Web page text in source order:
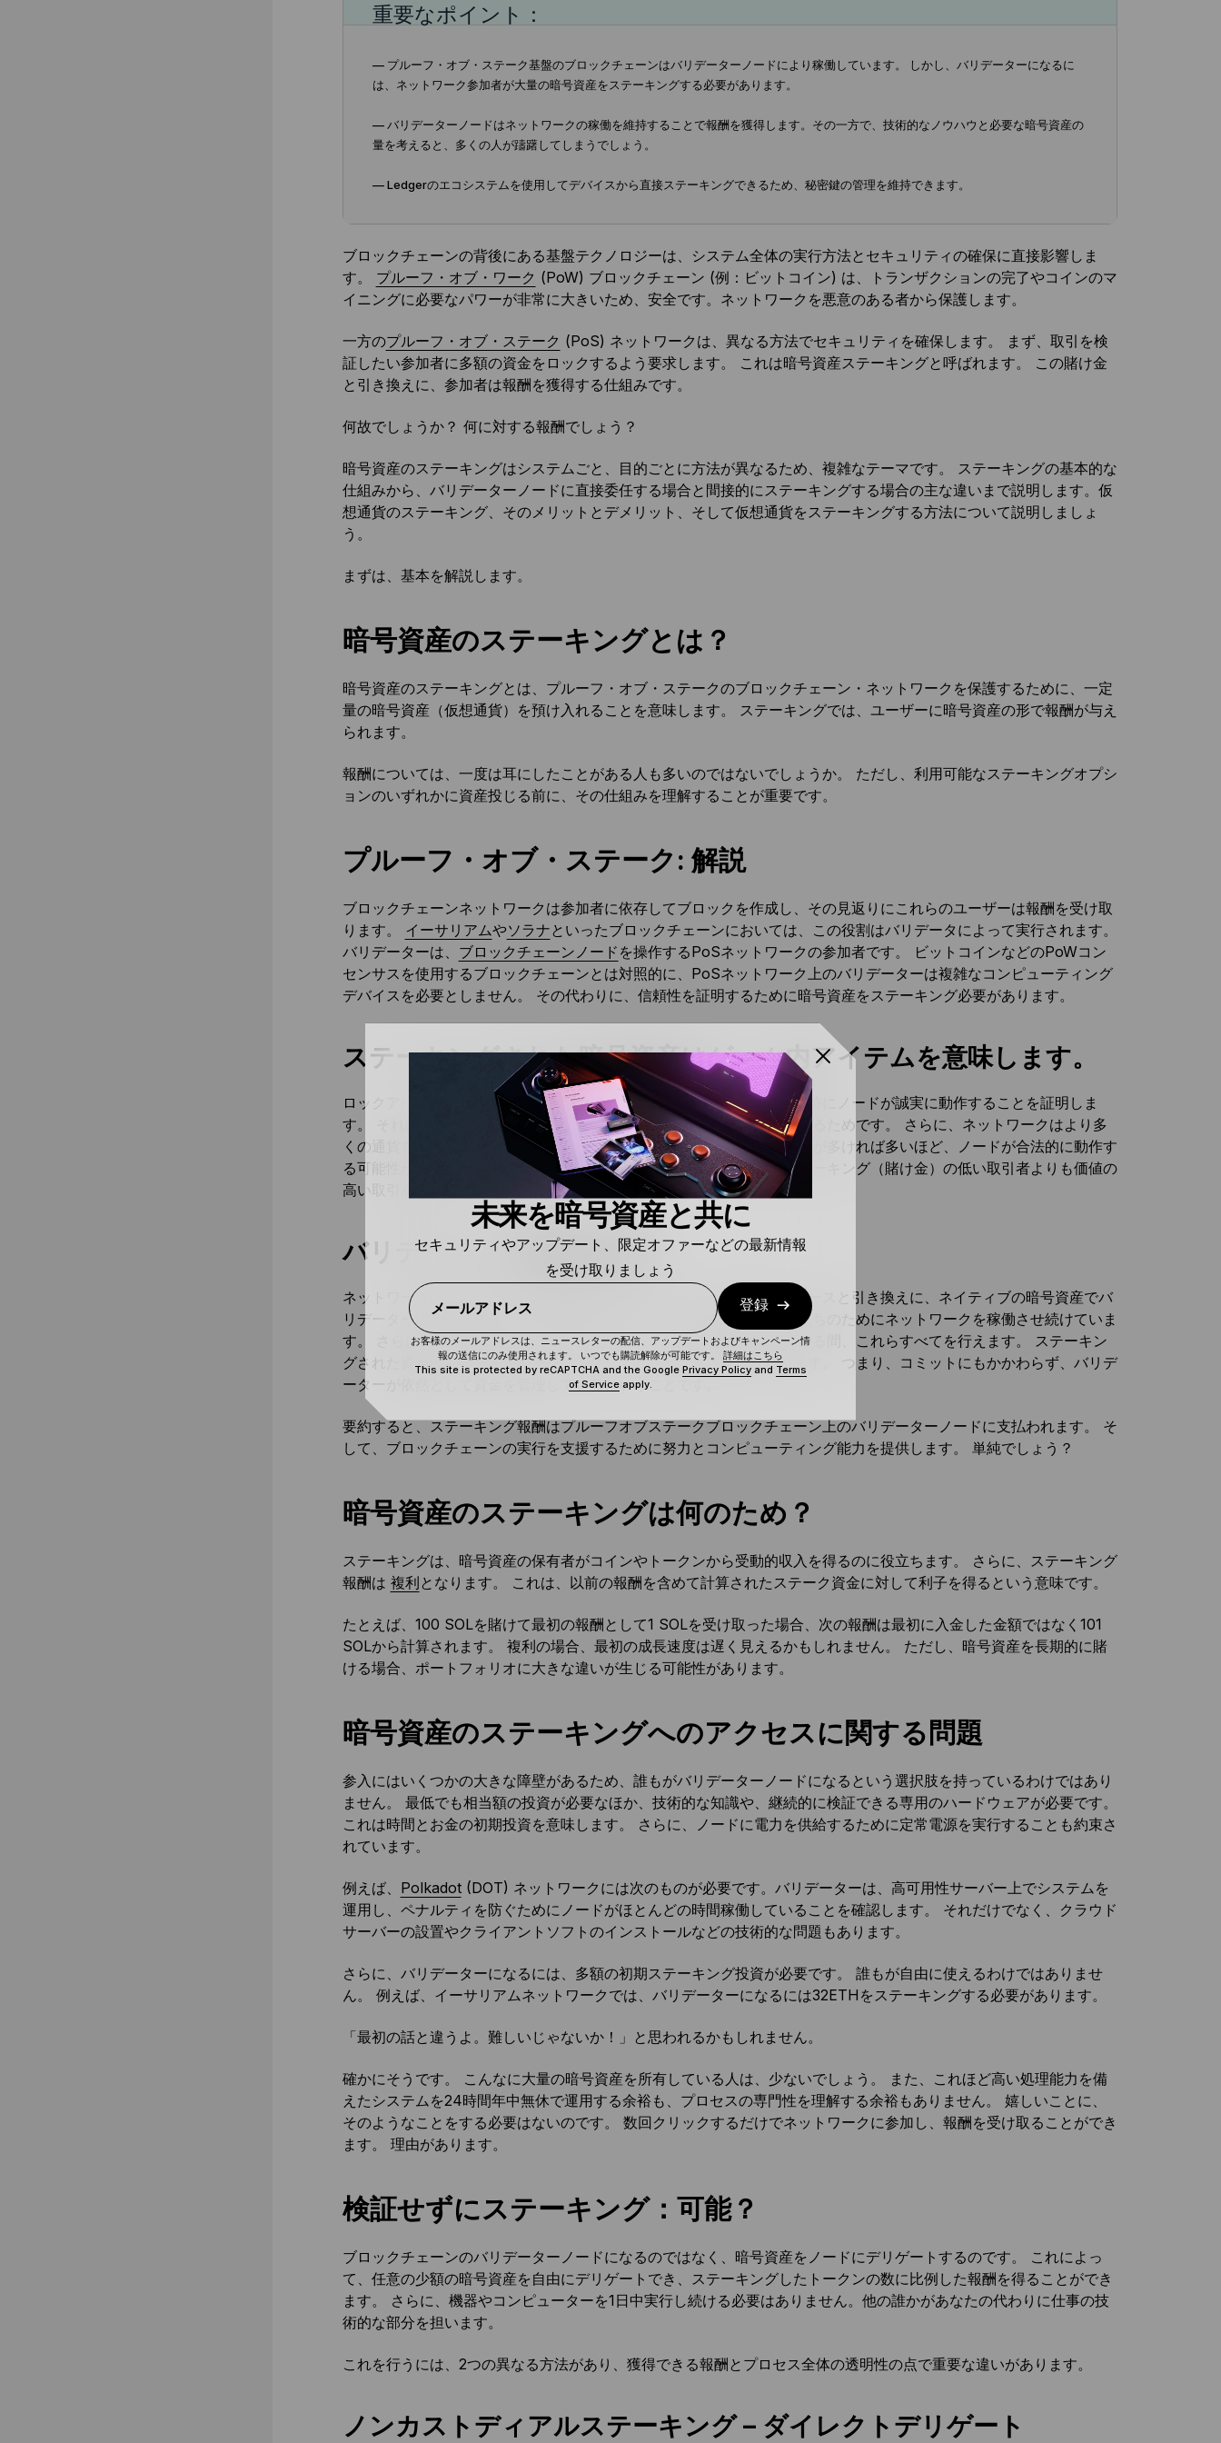
重要なポイント：
— プルーフ・オブ・ステーク基盤のブロックチェーンはバリデーターノードにより稼働しています。 しかし、バリデーターになるに
は、ネットワーク参加者が大量の暗号資産をステーキングする必要があります。
— バリデーターノードはネットワークの稼働を維持することで報酬を獲得します。その一方で、技術的なノウハウと必要な暗号資産の
量を考えると、多くの人が躊躇してしまうでしょう。
— Ledgerのエコシステムを使用してデバイスから直接ステーキングできるため、秘密鍵の管理を維持できます。
ブロックチェーンの背後にある基盤テクノロジーは、システム全体の実行方法とセキュリティの確保に直接影響しま
す。 プルーフ・オブ・ワーク (PoW) ブロックチェーン (例：ビットコイン) は、トランザクションの完了やコインのマ
イニングに必要なパワーが非常に大きいため、安全です。ネットワークを悪意のある者から保護します。
一方のプルーフ・オブ・ステーク (PoS) ネットワークは、異なる方法でセキュリティを確保します。 まず、取引を検
証したい参加者に多額の資金をロックするよう要求します。 これは暗号資産ステーキングと呼ばれます。 この賭け金
と引き換えに、参加者は報酬を獲得する仕組みです。
何故でしょうか？ 何に対する報酬でしょう？
暗号資産のステーキングはシステムごと、目的ごとに方法が異なるため、複雑なテーマです。 ステーキングの基本的な
仕組みから、バリデーターノードに直接委任する場合と間接的にステーキングする場合の主な違いまで説明します。仮
想通貨のステーキング、そのメリットとデメリット、そして仮想通貨をステーキングする方法について説明しましょ
う。
まずは、基本を解説します。
暗号資産のステーキングとは？
暗号資産のステーキングとは、プルーフ・オブ・ステークのブロックチェーン・ネットワークを保護するために、一定
量の暗号資産（仮想通貨）を預け入れることを意味します。 ステーキングでは、ユーザーに暗号資産の形で報酬が与え
られます。
報酬については、一度は耳にしたことがある人も多いのではないでしょうか。 ただし、利用可能なステーキングオプシ
ョンのいずれかに資産投じる前に、その仕組みを理解することが重要です。
プルーフ・オブ・ステーク: 解説
ブロックチェーンネットワークは参加者に依存してブロックを作成し、その見返りにこれらのユーザーは報酬を受け取
ります。 イーサリアムやソラナ といったブロックチェーンにおいては、この役割はバリデータによって実行されます。
バリデーターは、 ブロックチェーンノード を操作するPoSネットワークの参加者です。 ビットコインなどのPoWコン
センサスを使用するブロックチェーンとは対照的に、PoSネットワーク上のバリデーターは複雑なコンピューティング
デバイスを必要としません。 その代わりに、信頼性を証明するために暗号資産をステーキング必要があります。
ステーキングされた暗号資産はゲーム内アイテムを意味します。
ロックアップされた資金は担保として機能し、トランザクションの検証時にノードが誠実に動作することを証明しま
す。 それは、ネットワークが自動的に悪者を罰し、報酬を大幅に削減するためです。 さらに、ネットワークはより多
くの通貨をステーキングするバリデーターを優先します。 ノードの担保が多ければ多いほど、ノードが合法的に動作す
る可能性が高くなるからです。 したがって、ネットワークにより、ステーキング（賭け金）の低い取引者よりも価値の
高い取引を承認することができます。
バリデーターが報酬を獲得
ネットワークは、バリデーターの労力、コンピューティング能力、リソースと引き換えに、ネイティブの暗号資産でバ
リデーターに報酬を与えます。 結局のところ、バリデーターは参加者たちのためにネットワークを稼働させ続けていま
す。 さらに、バリデーターは、ステーキングされたコインを保管している間、これらすべてを行えます。 ステーキン
グされた資金はブロックチェーンのスマートコントラクトに預けられます。 つまり、コミットにもかかわらず、バリデ
ーターが依然として資金を管理しているということです。
要約すると、ステーキング報酬はプルーフオブステークブロックチェーン上のバリデーターノードに支払われます。 そ
して、ブロックチェーンの実行を支援するために努力とコンピューティング能力を提供します。 単純でしょう？
暗号資産のステーキングは何のため？
ステーキングは、暗号資産の保有者がコインやトークンから受動的収入を得るのに役立ちます。 さらに、ステーキング
報酬は 複利 となります。 これは、以前の報酬を含めて計算されたステーク資金に対して利子を得るという意味です。
たとえば、100 SOLを賭けて最初の報酬として1 SOLを受け取った場合、次の報酬は最初に入金した金額ではなく101
SOLから計算されます。 複利の場合、最初の成長速度は遅く見えるかもしれません。 ただし、暗号資産を長期的に賭
ける場合、ポートフォリオに大きな違いが生じる可能性があります。
暗号資産のステーキングへのアクセスに関する問題
参入にはいくつかの大きな障壁があるため、誰もがバリデーターノードになるという選択肢を持っているわけではあり
ません。 最低でも相当額の投資が必要なほか、技術的な知識や、継続的に検証できる専用のハードウェアが必要です。
これは時間とお金の初期投資を意味します。 さらに、ノードに電力を供給するために定常電源を実行することも約束さ
れています。
例えば、 Polkadot(DOT) ネットワークには次のものが必要です。バリデーターは、高可用性サーバー上でシステムを
運用し、ペナルティを防ぐためにノードがほとんどの時間稼働していることを確認します。 それだけでなく、クラウド
サーバーの設置やクライアントソフトのインストールなどの技術的な問題もあります。
さらに、バリデーターになるには、多額の初期ステーキング投資が必要です。 誰もが自由に使えるわけではありませ
ん。 例えば、イーサリアムネットワークでは、バリデーターになるには32ETHをステーキングする必要があります。
「最初の話と違うよ。難しいじゃないか！」と思われるかもしれません。
確かにそうです。 こんなに大量の暗号資産を所有している人は、少ないでしょう。 また、これほど高い処理能力を備
えたシステムを24時間年中無休で運用する余裕も、プロセスの専門性を理解する余裕もありません。 嬉しいことに、
そのようなことをする必要はないのです。 数回クリックするだけでネットワークに参加し、報酬を受け取ることができ
ます。 理由があります。
検証せずにステーキング：可能？
ブロックチェーンのバリデーターノードになるのではなく、暗号資産をノードにデリゲートするのです。 これによっ
て、任意の少額の暗号資産を自由にデリゲートでき、ステーキングしたトークンの数に比例した報酬を得ることができ
ます。 さらに、機器やコンピューターを1日中実行し続ける必要はありません。他の誰かがあなたの代わりに仕事の技
術的な部分を担います。
これを行うには、2つの異なる方法があり、獲得できる報酬とプロセス全体の透明性の点で重要な違いがあります。
ノンカストディアルステーキング – ダイレクトデリゲート
未来を暗号資産と共に
セキュリティやアップデート、限定オファーなどの最新情報
を受け取りましょう
メールアドレス 登録
お客様のメールアドレスは、ニュースレターの配信、アップデートおよびキャンペーン情
報の送信にのみ使用されます。 いつでも購読解除が可能です。 詳細はこちら
This site is protected by reCAPTCHA and the Google Privacy Policy and Terms
of Service apply.